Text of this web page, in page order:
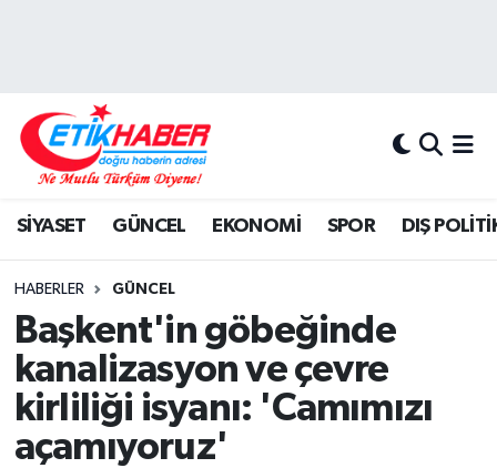
SİYASET GÜNCEL EKONOMİ SPOR DIŞ
HABERLER GÜNCEL
Başkent'in göbeğinde
kanalizasyon ve çevre
kirliliği isyanı: 'Camımızı
açamıyoruz'
DIŞ POLİTİKA
KÖŞE YAZILARI
KÜLTÜR-SANAT-MAGAZİN
Hava Durumu
Süper Lig Puan Durumu ve Fikstür
Tüm Manşetler
Son Dakika Haberleri